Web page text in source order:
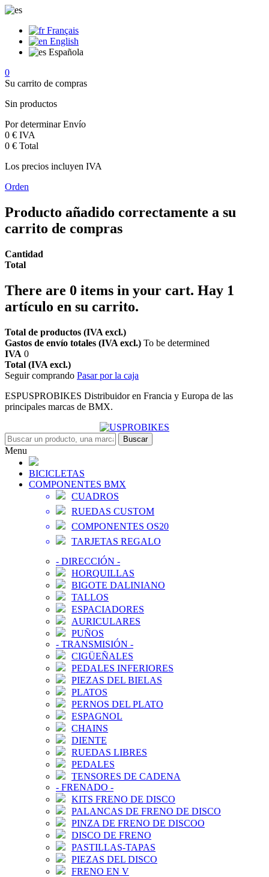
Français
English
Española
0
Su carrito de compras
Sin productos
Por determinarEnvío
0 € IVA
0 € Total
Los precios incluyen IVA
Orden
Producto añadido correctamente a su
carrito de compras
Cantidad
Total
There are 0 items in your cart. Hay 1
artículo en su carrito.
Total de productos (IVA excl.)
Gastos de envío totales (IVA excl.) To be determined
IVA 0
Total (IVA excl.)
Seguir comprando Pasar por la caja
ESPUSPROBIKES Distribuidor en Francia y Europa de las
principales marcas de BMX.
Buscar
Menu
BICICLETAS
COMPONENTES BMX
CUADROS
RUEDAS CUSTOM
COMPONENTES OS20
TARJETAS REGALO
- DIRECCIÓN -
HORQUILLAS
BIGOTE DALINIANO
TALLOS
ESPACIADORES
AURICULARES
PUÑOS
- TRANSMISIÓN -
CIGÜEÑALES
PEDALES INFERIORES
PIEZAS DEL BIELAS
PLATOS
PERNOS DEL PLATO
ESPAGNOL
CHAINS
DIENTE
RUEDAS LIBRES
PEDALES
TENSORES DE CADENA
- FRENADO -
KITS FRENO DE DISCO
PALANCAS DE FRENO DE DISCO
PINZA DE FRENO DE DISCOO
DISCO DE FRENO
PASTILLAS-TAPAS
PIEZAS DEL DISCO
FRENO EN V